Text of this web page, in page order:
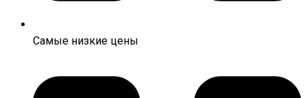
Самые низкие цены